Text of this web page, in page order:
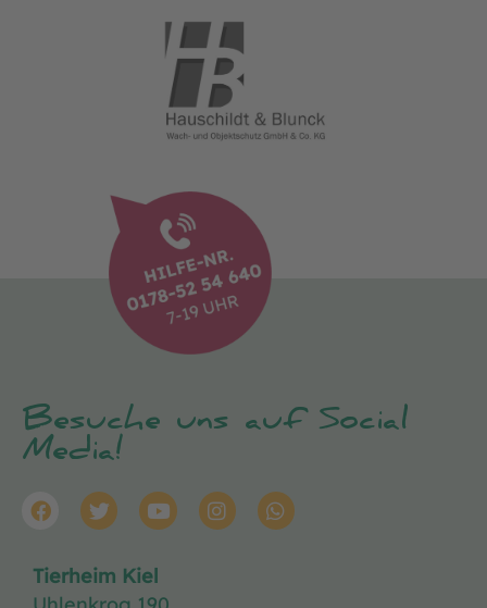
Besuche uns auf Social
Media!
Tierheim Kiel